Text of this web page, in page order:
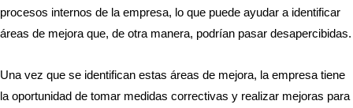
procesos internos de la empresa, lo que puede ayudar a identificar
áreas de mejora que, de otra manera, podrían pasar desapercibidas.
Una vez que se identifican estas áreas de mejora, la empresa tiene
la oportunidad de tomar medidas correctivas y realizar mejoras para